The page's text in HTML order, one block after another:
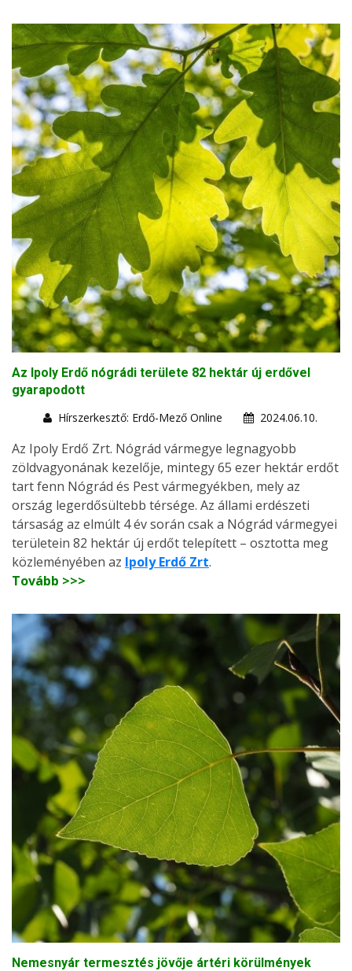
Az Ipoly Erdő nógrádi területe 82 hektár új erdővel
gyarapodott
Hírszerkesztő: Erdő-Mező Online
2024.06.10.
Az Ipoly Erdő Zrt. Nógrád vármegye legnagyobb
zöldvagyonának kezelője, mintegy 65 ezer hektár erdőt
tart fenn Nógrád és Pest vármegyékben, mely az
ország legerdősültebb térsége. Az állami erdészeti
társaság az elmúlt 4 év során csak a Nógrád vármegyei
területein 82 hektár új erdőt telepített – osztotta meg
közleményében az Ipoly Erdő Zrt.
Tovább >>>
Nemesnyár termesztés jövője ártéri körülmények